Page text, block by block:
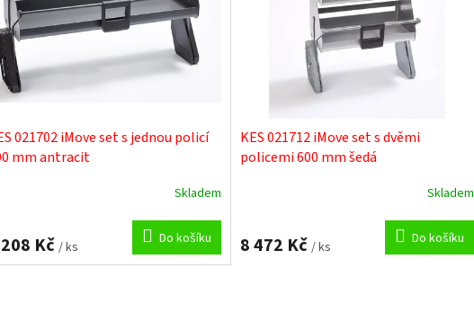
021702 iMove set s jednou policí
mm antracit
Skladem
Kč / ks Do košíku
KES 021712 iMove set s dvěmi
policemi 600 mm šedá
Skladem
8 472 Kč / ks Do košíku